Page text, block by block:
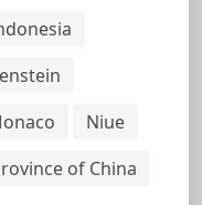
Niue
of China